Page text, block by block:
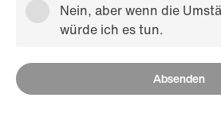
Nein, aber wenn die
würde ich es tun.
Absenden